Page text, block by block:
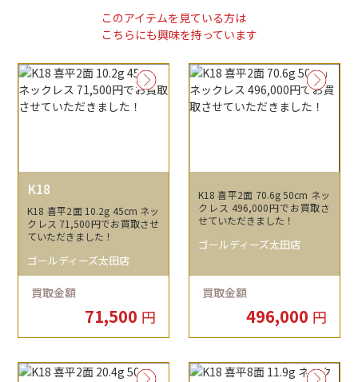
このアイテムを見ている方は
こちらにも興味を持っています
K18
K18 喜平2面 10.2g 45cm ネッ
クレス 71,500円でお買取させ
ていただきました！
ゴールディーズ太田店
買取金額
71,500 円
K18 喜平2面 70.6g 50cm ネッ
クレス 496,000円でお買取さ
せていただきました！
ゴールディーズ太田店
買取金額
496,000 円